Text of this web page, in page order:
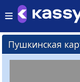
Пушкинская